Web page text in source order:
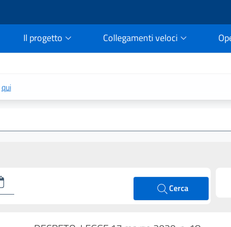
Il progetto Collegamenti veloci
qui
Cerca